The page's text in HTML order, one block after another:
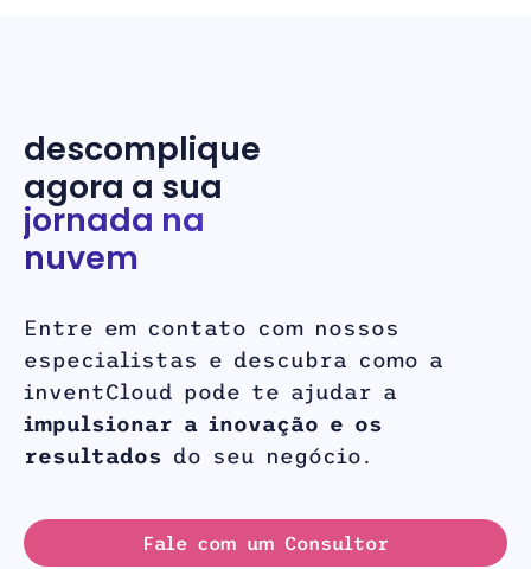
descomplique
agora a sua
jornada na
nuvem
Entre em contato com nossos
especialistas e descubra como a
inventCloud pode te ajudar a
impulsionar a inovação e os
resultados do seu negócio.
Fale com um Consultor